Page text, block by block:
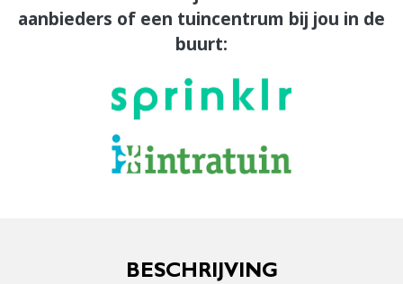
aanbieders of een tuincentrum bij jou in de
buurt:
BESCHRIJVING